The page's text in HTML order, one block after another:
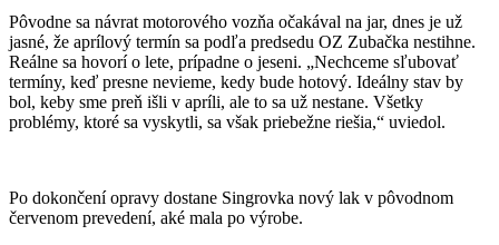
Pôvodne sa návrat motorového vozňa očakával na jar, dnes je už
jasné, že aprílový termín sa podľa predsedu OZ Zubačka nestihne.
Reálne sa hovorí o lete, prípadne o jeseni. „Nechceme sľubovať
termíny, keď presne nevieme, kedy bude hotový. Ideálny stav by
bol, keby sme preň išli v apríli, ale to sa už nestane. Všetky
problémy, ktoré sa vyskytli, sa však priebežne riešia,“ uviedol.
Po dokončení opravy dostane Singrovka nový lak v pôvodnom
červenom prevedení, aké mala po výrobe.